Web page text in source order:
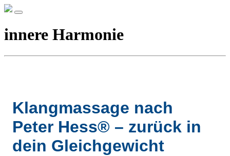
innere Harmonie
Klangmassage nach
Peter Hess® – zurück in
dein Gleichgewicht